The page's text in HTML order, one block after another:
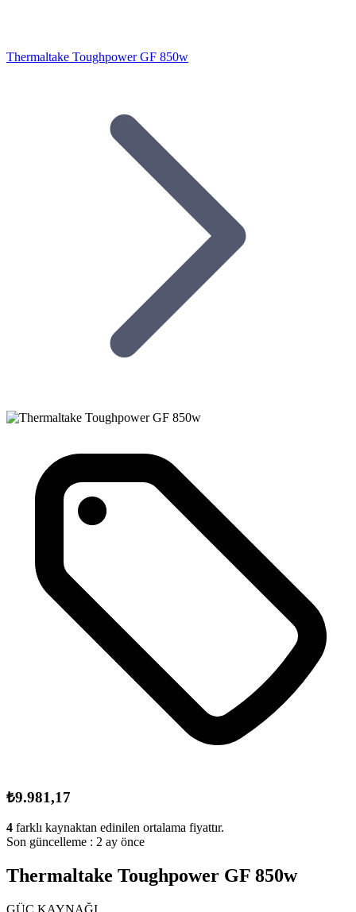
Thermaltake Toughpower GF 850w
₺9.981,17
4 farklı kaynaktan edinilen ortalama fiyattır.
Son güncelleme : 2 ay önce
Thermaltake Toughpower GF 850w